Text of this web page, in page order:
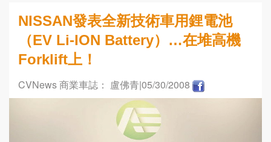
NISSAN發表全新技術車用鋰電池
（EV Li-ION Battery）…在堆高機
Forklift上！
CVNews 商業車誌： 盧佛青|05/30/2008